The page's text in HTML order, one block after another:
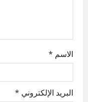
الاسم *
البريد الإلكتروني *